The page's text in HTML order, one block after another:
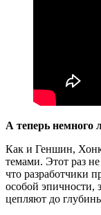
А теперь немного
Как и Геншин,
темами. Этот раз
что разработчики
особой эпичности,
цепляют до